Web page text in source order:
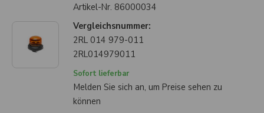
Artikel-Nr. 86000034
Vergleichsnummer:
2RL 014 979-011
2RL014979011
Sofort lieferbar
Melden Sie sich an, um Preise sehen zu
können